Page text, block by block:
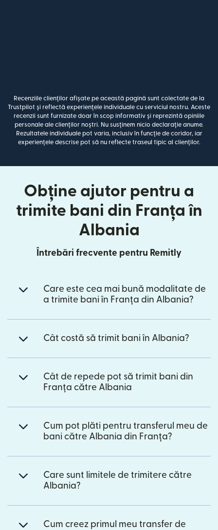
Recenziile clienților afișate pe această pagină sunt colectate de la
Trustpilot și reflectă experiențele individuale cu serviciul nostru. Aceste
recenzii sunt furnizate doar în scop informativ și reprezintă opiniile
personale ale clienților noștri. Nu susținem nicio declarație anume.
Rezultatele individuale pot varia, inclusiv în funcție de coridor, iar
experiențele descrise pot să nu reflecte traseul tipic al clienților.
Obține ajutor pentru a
trimite bani din Franța în
Albania
Întrebări frecvente pentru Remitly
Care este cea mai bună modalitate de
a trimite bani în Franța din Albania?
Cât costă să trimit bani în Albania?
Cât de repede pot să trimit bani din
Franța către Albania
Cum pot plăti pentru transferul meu de
bani către Albania din Franța?
Care sunt limitele de trimitere către
Albania?
Cum creez primul meu transfer de